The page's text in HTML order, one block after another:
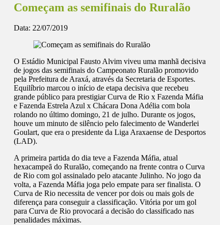
Começam as semifinais do Ruralão
Data: 22/07/2019
O Estádio Municipal Fausto Alvim viveu uma manhã decisiva
de jogos das semifinais do Campeonato Ruralão promovido
pela Prefeitura de Araxá, através da Secretaria de Esportes.
Equilíbrio marcou o início de etapa decisiva que recebeu
grande público para prestigiar Curva de Rio x Fazenda Máfia
e Fazenda Estrela Azul x Chácara Dona Adélia com bola
rolando no último domingo, 21 de julho. Durante os jogos,
houve um minuto de silêncio pelo falecimento de Wanderlei
Goulart, que era o presidente da Liga Araxaense de Desportos
(LAD).
A primeira partida do dia teve a Fazenda Máfia, atual
hexacampeã do Ruralão, começando na frente contra o Curva
de Rio com gol assinalado pelo atacante Julinho. No jogo da
volta, a Fazenda Máfia joga pelo empate para ser finalista. O
Curva de Rio necessita de vencer por dois ou mais gols de
diferença para conseguir a classificação. Vitória por um gol
para Curva de Rio provocará a decisão do classificado nas
penalidades máximas.